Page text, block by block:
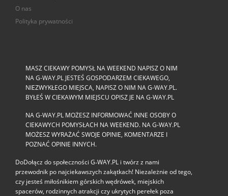
O nas
Polityka prywatności
MASZ CIEKAWY POMYSŁ NA WEEKEND NAPISZ O NIM
NA G-WAY.PL JESTEŚ GOSPODARZEM CIEKAWEGO,
NIEZWYKŁEGO MIEJSCA, NAPISZ O NIM NA G-WAY.PL.
BYŁEŚ W CIEKAWYM MIEJSCU OPISZ JE NA G-WAY.PL
NA G-WAY.PL MOŻESZ INFORMOWAĆ INNE OSOBY O
CIEKAWYCH POMYSŁACH NA WEEKEND. NA G-WAY.PL
MOŻESZ WYRAŻAĆ SWOJE OPINIE, KOMENTARZE I
POZNAĆ OPINIE INNYCH.
DoDołącz do społeczności G‑WAY.PL i twórz z nami
przewodnik po najciekawszych zakątkach! Niezależnie od tego,
czy jesteś miłośnikiem górskich wędrówek, miejskich
spacerów, rodzinnych atrakcji czy ukrytych perełek poza